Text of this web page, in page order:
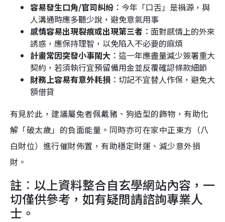
容易發生口角/官司糾紛︰ 今年「口舌」是禍源，與
人溝通時應多聽少說，避免意氣用事
感情容易出現裂痕或出現第三者︰ 面對感情上的外來
誘惑，應保持理智，以免陷入不必要的麻煩
計畫常因突發小事鬧大︰ 這一年應盡量減少簽署重大
契約，若須執行宜預留備用金並反覆確認條款細節
財務上容易有意外耗損︰ 切記不宜替人作保，避免大
額借貸
有見於此，建議屬兔者佩戴豬、狗造型的飾物，有助化
解「破太歲」的負面能量。同時亦可在家中正東方（八
白財位）進行催財佈置，有助穩定財運、減少意外損
財。
註︰以上資料整合自玄學網站內容，一
切僅供參考，如有疑問請諮詢專業人
士。